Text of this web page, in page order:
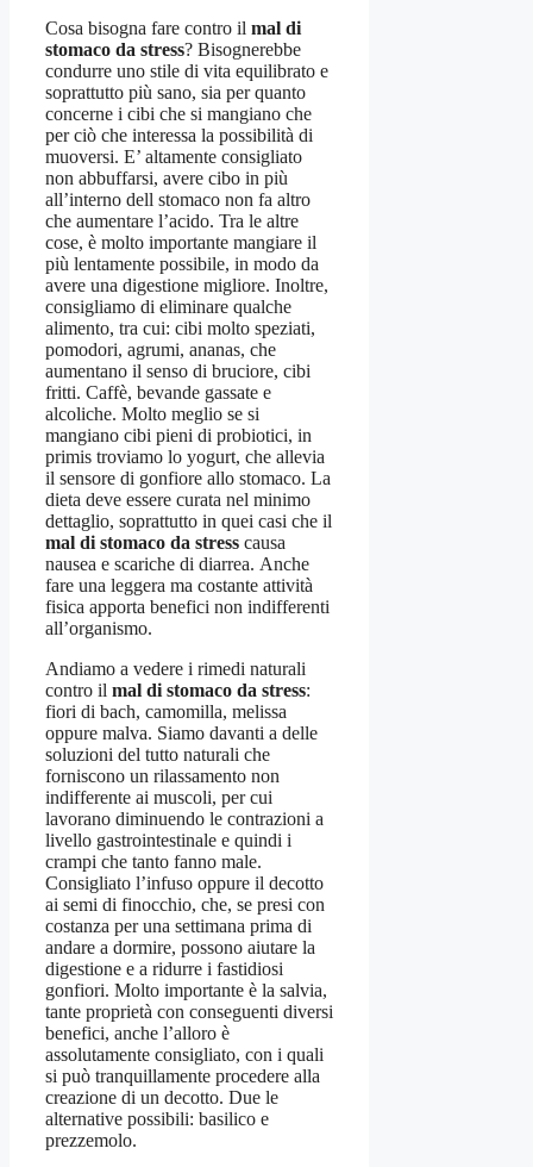
Cosa bisogna fare contro il mal di
stomaco da stress? Bisognerebbe
condurre uno stile di vita equilibrato e
soprattutto più sano, sia per quanto
concerne i cibi che si mangiano che
per ciò che interessa la possibilità di
muoversi. E’ altamente consigliato
non abbuffarsi, avere cibo in più
all’interno dell stomaco non fa altro
che aumentare l’acido. Tra le altre
cose, è molto importante mangiare il
più lentamente possibile, in modo da
avere una digestione migliore. Inoltre,
consigliamo di eliminare qualche
alimento, tra cui: cibi molto speziati,
pomodori, agrumi, ananas, che
aumentano il senso di bruciore, cibi
fritti. Caffè, bevande gassate e
alcoliche. Molto meglio se si
mangiano cibi pieni di probiotici, in
primis troviamo lo yogurt, che allevia
il sensore di gonfiore allo stomaco. La
dieta deve essere curata nel minimo
dettaglio, soprattutto in quei casi che il
mal di stomaco da stress causa
nausea e scariche di diarrea. Anche
fare una leggera ma costante attività
fisica apporta benefici non indifferenti
all’organismo.
Andiamo a vedere i rimedi naturali
contro il mal di stomaco da stress:
fiori di bach, camomilla, melissa
oppure malva. Siamo davanti a delle
soluzioni del tutto naturali che
forniscono un rilassamento non
indifferente ai muscoli, per cui
lavorano diminuendo le contrazioni a
livello gastrointestinale e quindi i
crampi che tanto fanno male.
Consigliato l’infuso oppure il decotto
ai semi di finocchio, che, se presi con
costanza per una settimana prima di
andare a dormire, possono aiutare la
digestione e a ridurre i fastidiosi
gonfiori. Molto importante è la salvia,
tante proprietà con conseguenti diversi
benefici, anche l’alloro è
assolutamente consigliato, con i quali
si può tranquillamente procedere alla
creazione di un decotto. Due le
alternative possibili: basilico e
prezzemolo.